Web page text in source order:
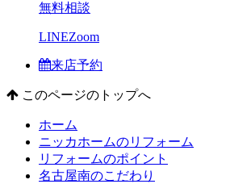
無料相談
LINEZoom
来店予約
このページのトップへ
ホーム
ニッカホームのリフォーム
リフォームのポイント
名古屋南のこだわり